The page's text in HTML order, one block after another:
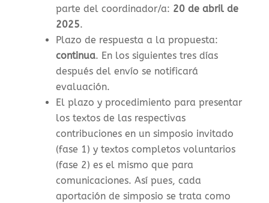
parte del coordinador/a: 20 de abril de
2025.
Plazo de respuesta a la propuesta:
continua. En los siguientes tres días
después del envío se notificará
evaluación.
El plazo y procedimiento para presentar
los textos de las respectivas
contribuciones en un simposio invitado
(fase 1) y textos completos voluntarios
(fase 2) es el mismo que para
comunicaciones. Así pues, cada
aportación de simposio se trata como